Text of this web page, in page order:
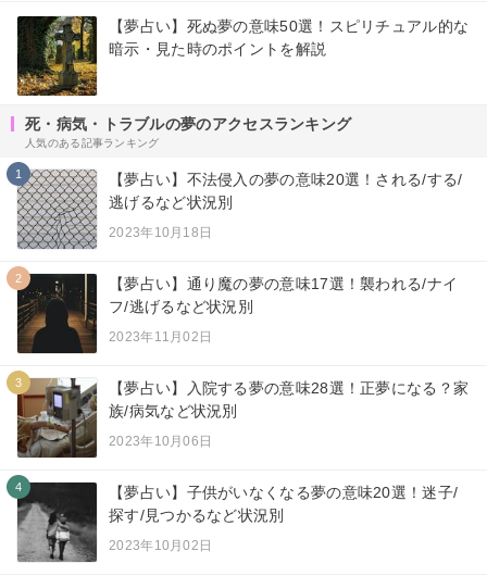
【夢占い】死ぬ夢の意味50選！スピリチュアル的な
暗示・見た時のポイントを解説
死・病気・トラブルの夢のアクセスランキング
人気のある記事ランキング
1
【夢占い】不法侵入の夢の意味20選！される/する/
逃げるなど状況別
2023年10月18日
2
【夢占い】通り魔の夢の意味17選！襲われる/ナイ
フ/逃げるなど状況別
2023年11月02日
3
【夢占い】入院する夢の意味28選！正夢になる？家
族/病気など状況別
2023年10月06日
4
【夢占い】子供がいなくなる夢の意味20選！迷子/
探す/見つかるなど状況別
2023年10月02日